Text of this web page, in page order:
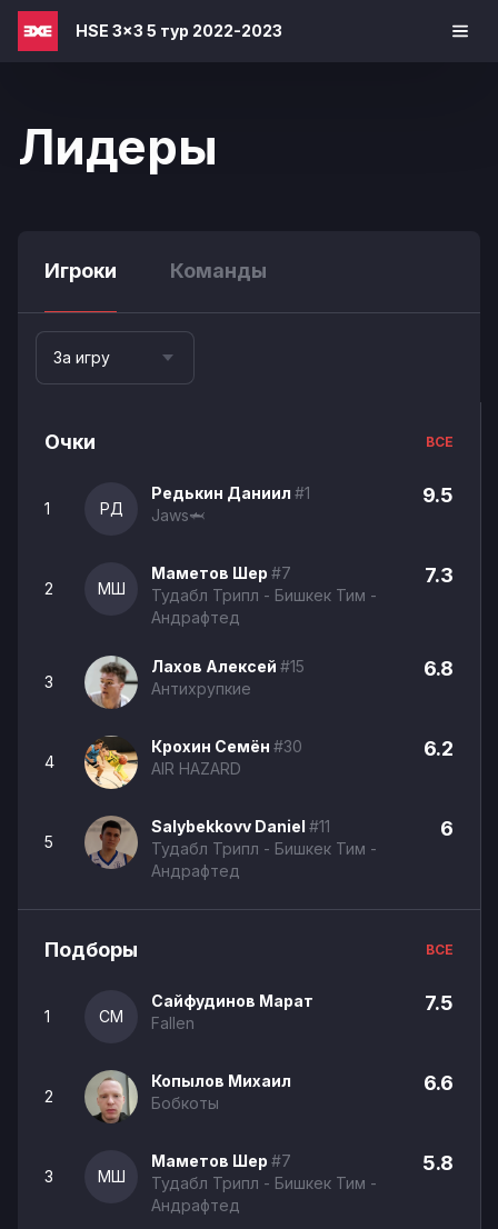
HSE 3x3 5 тур 2022-2023
Лидеры
Игроки Команды
За игру
Очки ВСЕ
1 РД
Редькин Даниил #1
Jaws🦈
9.5
2 МШ
Маметов Шер #7
Тудабл Трипл - Бишкек Тим -
Андрафтед
7.3
3
Лахов Алексей #15
Антихрупкие
6.8
4
Крохин Семён #30
AIR HAZARD
6.2
5
Salybekkovv Daniel #11
Тудабл Трипл - Бишкек Тим -
Андрафтед
6
Подборы ВСЕ
1 СМ
Сайфудинов Марат
Fallen
7.5
2
Копылов Михаил
Бобкоты
6.6
3 МШ
Маметов Шер #7
Тудабл Трипл - Бишкек Тим -
Андрафтед
5.8